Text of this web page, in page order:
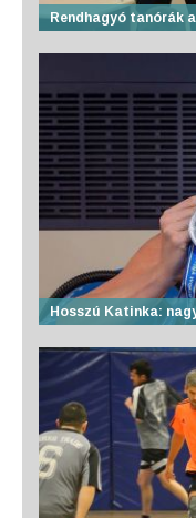
Rendhagyó tanórák
Hosszú Katinka: